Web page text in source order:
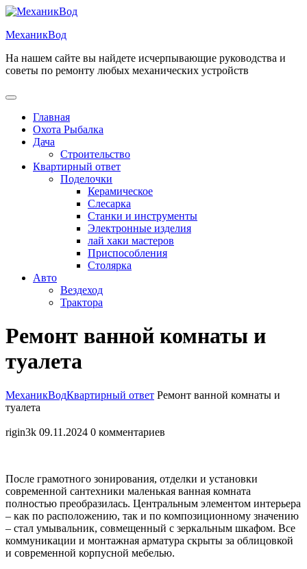
Перейти
содержимому
МеханикВод
На нашем сайте вы найдете исчерпывающие руководства и
советы по ремонту любых механических устройств
Открыть
Главная
Охота Рыбалка
Дача
Строительство
Квартирный ответ
Поделочки
Керамическое
Слесарка
Станки и инструменты
Электронные изделия
лай хаки мастеров
Приспособления
Столярка
Авто
Вездеход
Трактора
меню
Ремонт ванной комнаты и
туалета
МеханикВодКвартирный ответ Ремонт ванной комнаты и
туалета
rigin3k 09.11.2024 0 комментариев
После грамотного зонирования, отделки и установки
современной сантехники маленькая ванная комната
полностью преобразилась. Центральным элементом интерьера
– как по расположению, так и по композиционному значению
– стал умывальник, совмещенный с зеркальным шкафом. Все
коммуникации и монтажная арматура скрыты за облицовкой
и современной корпусной мебелью.